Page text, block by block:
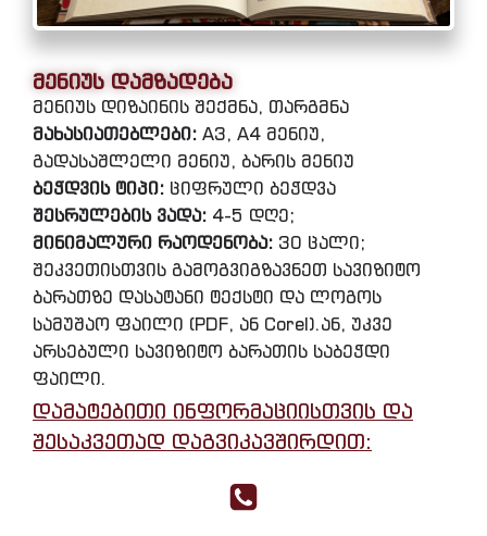
მენიუს დამზადება
მენიუს დიზაინის შექმნა, თარგმნა
მახასიათებლები: A3, A4 მენიუ,
გადასაშლელი მენიუ, ბარის მენიუ
ბეჭდვის ტიპი: ციფრული ბეჭდვა
შესრულების ვადა: 4-5 დღე;
მინიმალური რაოდენობა: 30 ცალი;
შეკვეთისთვის გამოგვიგზავნეთ სავიზიტო
ბარათზე დასატანი ტექსტი და ლოგოს
სამუშაო ფაილი (PDF, ან Corel).ან, უკვე
არსებული სავიზიტო ბარათის საბეჭდი
ფაილი.
დამატებითი ინფორმაციისთვის და
შესაკვეთად დაგვიკავშირდით: